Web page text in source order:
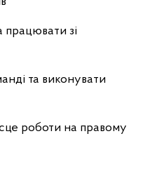
працювати зі
та виконувати
роботи на правому